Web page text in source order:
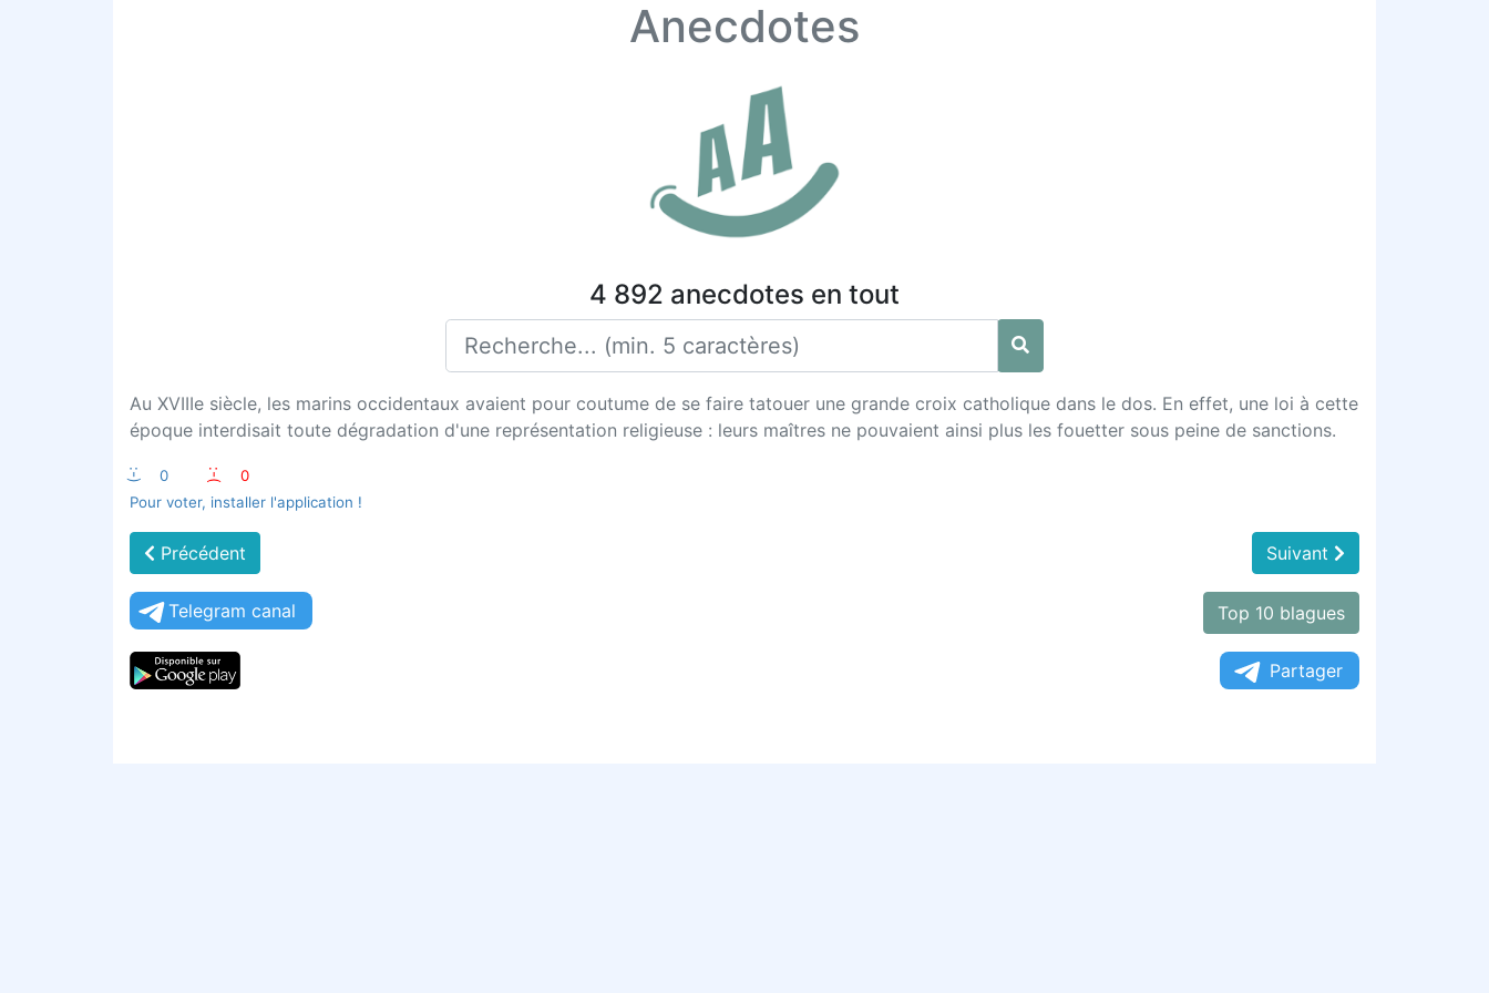
Anecdotes
4 892 anecdotes en tout
Au XVIIIe siècle, les marins occidentaux avaient pour coutume de se faire tatouer une grande croix catholique dans le dos. En effet, une loi à cette
époque interdisait toute dégradation d'une représentation religieuse : leurs maîtres ne pouvaient ainsi plus les fouetter sous peine de sanctions.
:-) 0 :-(
0
Pour voter, installer l'application !
Précédent Suivant
Telegram canal Top 10 blagues
Partager